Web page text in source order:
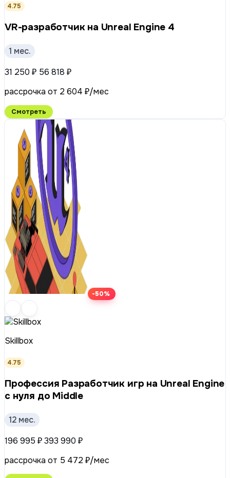
4.75
VR-разработчик на Unreal Engine 4
1 мес.
31 250 ₽ 56 818 ₽
рассрочка от 2 604 ₽/мес
Смотреть
-50%
Skillbox
4.75
Профессия Разработчик игр на Unreal Engine
с нуля до Middle
12 мес.
196 995 ₽393 990 ₽
рассрочка от 5 472 ₽/мес